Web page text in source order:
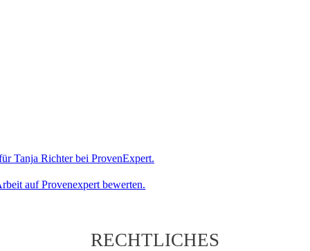
auf Provenexpert bewerten.
RECHTLICHES